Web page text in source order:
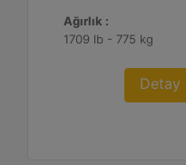
Ağırlık :
1709 lb - 775 kg
Detay